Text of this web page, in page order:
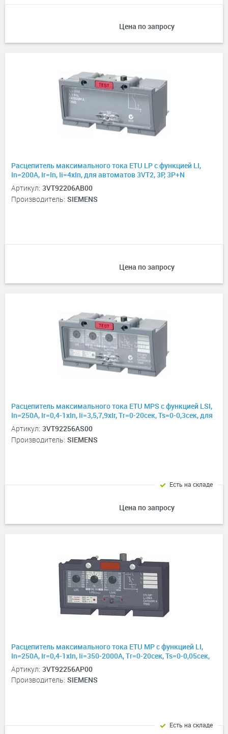
Цена по запросу
Расцепитель максимального тока ETU LP с функцией LI,
In=200А, Ir=In, Ii=4xIn, для автоматов 3VT2, 3P, 3P+N
Артикул: 3VT92206AB00
Производитель: SIEMENS
Цена по запросу
Расцепитель максимального тока ETU MPS с функцией LSI,
In=250А, Ir=0,4-1хIn, Ii=3,5,7,9хIr, Tr=0-20сек, Ts=0-0,3сек, для
3VT2
Артикул: 3VT92256AS00
Производитель: SIEMENS
Цена по запросу
Есть на складе
Расцепитель максимального тока ETU MP с функцией LI,
In=250А, Ir=0,4-1хIn, Ii=350-2000А, Tr=0-20сек, Ts=0-0,05сек,
для 3VT2
Артикул: 3VT92256AP00
Производитель: SIEMENS
Есть на складе